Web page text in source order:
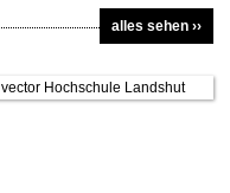
alles sehen ››